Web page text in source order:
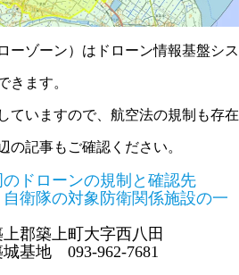
ーゾーン）はドローン情報基盤シス
きます。
ていますので、航空法の規制も存在
の記事もご確認ください。
のドローンの規制と確認先
衛隊の対象防衛関係施設の一
郡築上町大字西八田
基地 093-962-7681